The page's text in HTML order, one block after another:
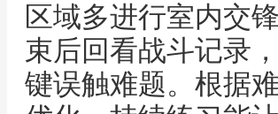
区域多进行室内交
束后回看战斗记录
键误触难题。根据